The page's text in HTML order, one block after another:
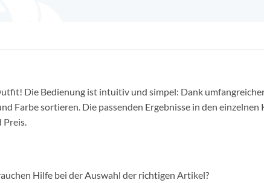
Die Bedienung ist intuitiv und simpel: Dank
Farbe sortieren. Die passenden Ergebnisse in den einzelnen
Preis.
Hilfe bei der Auswahl der richtigen Artikel?